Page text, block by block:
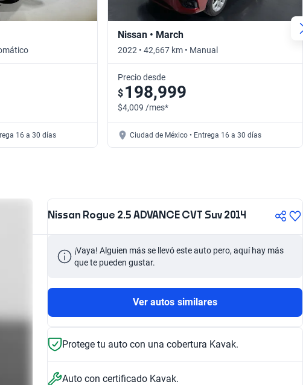
16 a 30 días
Nissan • March
2022 • 42,667 km • Manual
Precio desde
$ 198,999
$4,009 /mes*
Ciudad de México • Entrega 16 a 30 días
Nissan Rogue 2.5 ADVANCE CVT Suv 2014
¡Vaya! Alguien más se llevó este auto pero, aquí hay más
que te pueden gustar.
Ver autos similares
Protege tu auto con una cobertura Kavak.
Auto con certificado Kavak.